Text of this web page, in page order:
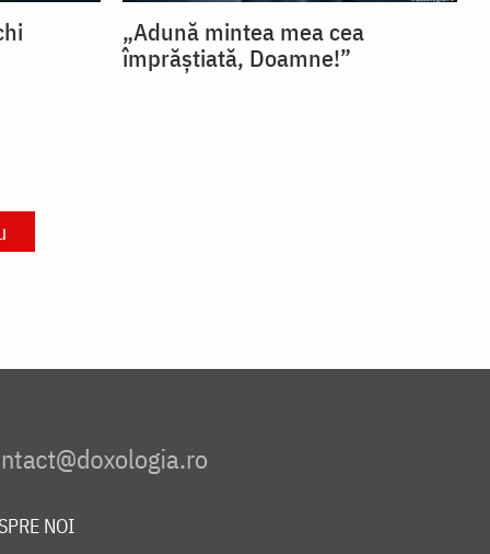
„Adună mintea mea cea
împrăștiată, Doamne!”
NOI